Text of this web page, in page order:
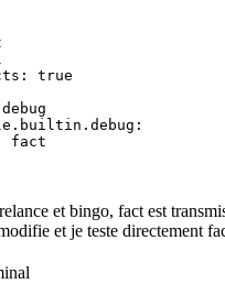
: true
debug
:
fact
et bingo, fact est
et je teste directement